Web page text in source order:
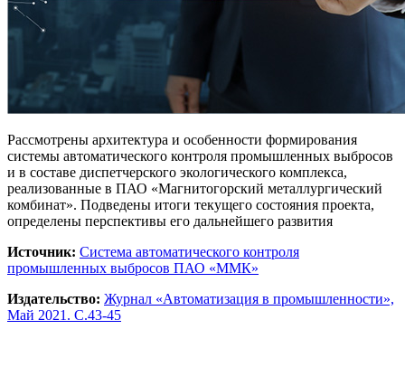
Рассмотрены архитектура и особенности формирования
системы автоматического контроля промышленных выбросов
и в составе диспетчерского экологического комплекса,
реализованные в ПАО «Магнитогорский металлургический
комбинат». Подведены итоги текущего состояния проекта,
определены перспективы его дальнейшего развития
Источник: Система автоматического контроля
промышленных выбросов ПАО «ММК»
Издательство: Журнал «Автоматизация в промышленности»,
Май 2021. С.43-45